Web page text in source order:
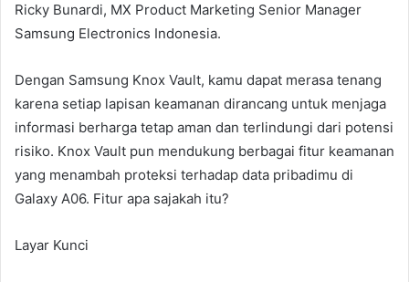
Ricky Bunardi, MX Product Marketing Senior Manager
Samsung Electronics Indonesia.
Dengan Samsung Knox Vault, kamu dapat merasa tenang
karena setiap lapisan keamanan dirancang untuk menjaga
informasi berharga tetap aman dan terlindungi dari potensi
risiko. Knox Vault pun mendukung berbagai fitur keamanan
yang menambah proteksi terhadap data pribadimu di
Galaxy A06. Fitur apa sajakah itu?
Layar Kunci